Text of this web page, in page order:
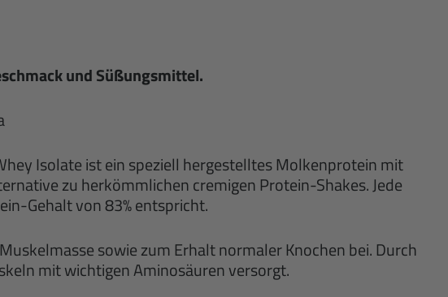
und Süßungsmittel.
Isolate ist ein speziell hergestelltes Molkenprotein mit
zu herkömmlichen cremigen Protein-Shakes. Jede
Gehalt von 83% entspricht.
sowie zum Erhalt normaler Knochen bei. Durch
mit wichtigen Aminosäuren versorgt.